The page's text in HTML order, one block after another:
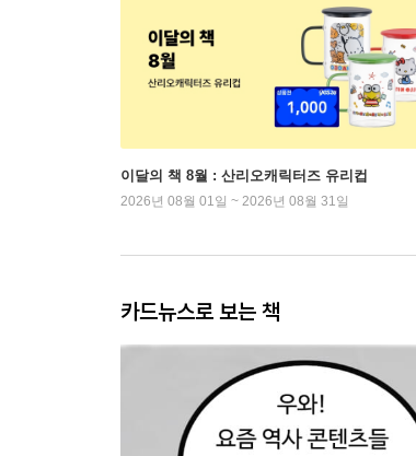
이달의 책 8월 : 산리오캐릭터즈 유리컵
2026년 08월 01일 ~ 2026년 08월 31일
카드뉴스로 보는 책